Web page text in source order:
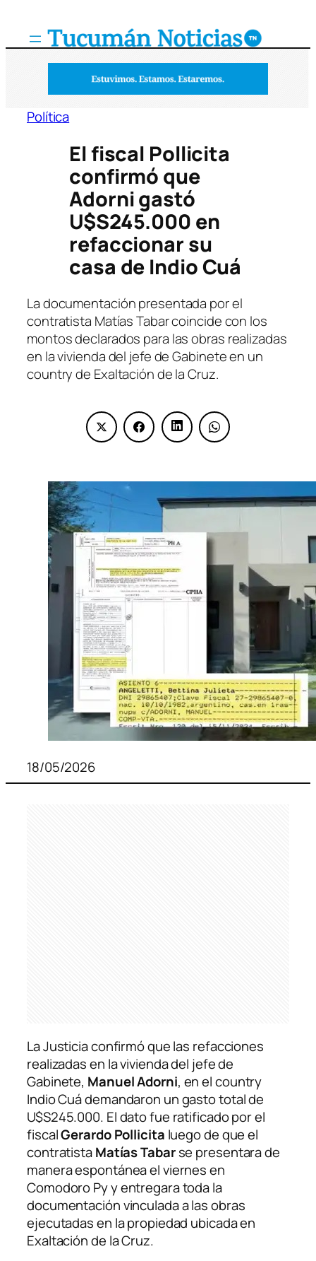
Política
El fiscal Pollicita
confirmó que
Adorni gastó
U$S245.000 en
refaccionar su
casa de Indio Cuá
La documentación presentada por el
contratista Matías Tabar coincide con los
montos declarados para las obras realizadas
en la vivienda del jefe de Gabinete en un
country de Exaltación de la Cruz.
18/05/2026
La Justicia confirmó que las refacciones
realizadas en la vivienda del jefe de
Gabinete, Manuel Adorni, en el country
Indio Cuá demandaron un gasto total de
U$S245.000. El dato fue ratificado por el
fiscalGerardo Pollicita luego de que el
contratistaMatías Tabarse presentara de
manera espontánea el viernes en
Comodoro Py y entregara toda la
documentación vinculada a las obras
ejecutadas en la propiedad ubicada en
Exaltación de la Cruz.